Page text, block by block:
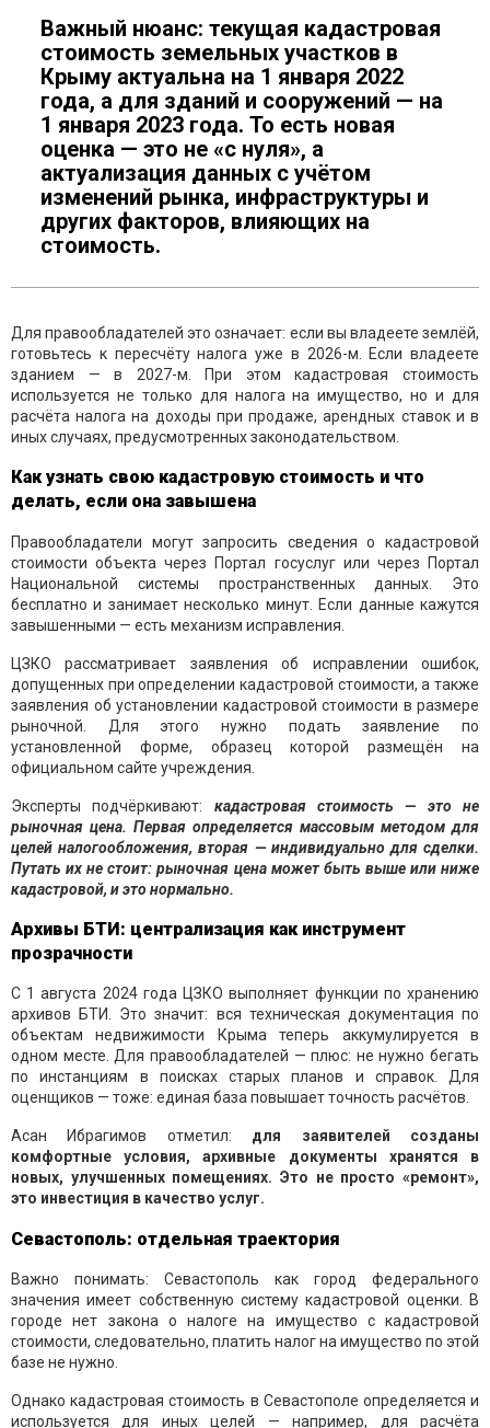
Важный нюанс: текущая кадастровая
стоимость земельных участков в
Крыму актуальна на 1 января 2022
года, а для зданий и сооружений — на
1 января 2023 года. То есть новая
оценка — это не «с нуля», а
актуализация данных с учётом
изменений рынка, инфраструктуры и
других факторов, влияющих на
стоимость.
Для правообладателей это означает: если вы владеете землёй,
готовьтесь к пересчёту налога уже в 2026-м. Если владеете
зданием — в 2027-м. При этом кадастровая стоимость
используется не только для налога на имущество, но и для
расчёта налога на доходы при продаже, арендных ставок и в
иных случаях, предусмотренных законодательством.
Как узнать свою кадастровую стоимость и что
делать, если она завышена
Правообладатели могут запросить сведения о кадастровой
стоимости объекта через Портал госуслуг или через Портал
Национальной системы пространственных данных. Это
бесплатно и занимает несколько минут. Если данные кажутся
завышенными — есть механизм исправления.
ЦЗКО рассматривает заявления об исправлении ошибок,
допущенных при определении кадастровой стоимости, а также
заявления об установлении кадастровой стоимости в размере
рыночной. Для этого нужно подать заявление по
установленной форме, образец которой размещён на
официальном сайте учреждения.
Эксперты подчёркивают: кадастровая стоимость — это не
рыночная цена. Первая определяется массовым методом для
целей налогообложения, вторая — индивидуально для сделки.
Путать их не стоит: рыночная цена может быть выше или ниже
кадастровой, и это нормально.
Архивы БТИ: централизация как инструмент
прозрачности
С 1 августа 2024 года ЦЗКО выполняет функции по хранению
архивов БТИ. Это значит: вся техническая документация по
объектам недвижимости Крыма теперь аккумулируется в
одном месте. Для правообладателей — плюс: не нужно бегать
по инстанциям в поисках старых планов и справок. Для
оценщиков — тоже: единая база повышает точность расчётов.
Асан Ибрагимов отметил: для заявителей созданы
комфортные условия, архивные документы хранятся в
новых, улучшенных помещениях. Это не просто «ремонт»,
это инвестиция в качество услуг.
Севастополь: отдельная траектория
Важно понимать: Севастополь как город федерального
значения имеет собственную систему кадастровой оценки. В
городе нет закона о налоге на имущество с кадастровой
стоимости, следовательно, платить налог на имущество по этой
базе не нужно.
Однако кадастровая стоимость в Севастополе определяется и
используется для иных целей — например, для расчёта